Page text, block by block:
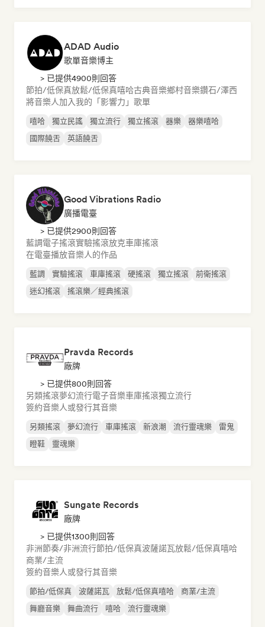
ADAD Audio
歌單音樂博主
> 已提供4900則回答
節拍/低保真放鬆/低保真嘻哈古典音樂鄉村音樂鑽石/澤西
將音樂人加入我的「影響力」歌單
嘻哈 獨立民謠 獨立流行 獨立搖滾 器樂
器樂嘻哈
國際饒舌
英語饒舌
Good Vibrations Radio
廣播電臺
> 已提供2900則回答
藍調電子搖滾實驗搖滾放克車庫搖滾
在電臺播放音樂人的作品
藍調 實驗搖滾 車庫搖滾 硬搖滾 獨立搖滾
前衛搖滾
迷幻搖滾
搖滾樂／經典搖滾
Pravda Records
廠牌
> 已提供800則回答
另類搖滾夢幻流行電子音樂車庫搖滾獨立流行
簽約音樂人或發行其音樂
另類搖滾 夢幻流行 車庫搖滾 新浪潮 流行靈魂樂
雷鬼
瞪鞋
靈魂樂
Sungate Records
廠牌
> 已提供1300則回答
非洲節奏/非洲流行節拍/低保真波薩諾瓦放鬆/低保真嘻哈
商業/主流
簽約音樂人或發行其音樂
節拍/低保真 波薩諾瓦 放鬆/低保真嘻哈
商業/主流
舞廳音樂
舞曲流行 嘻哈 流行靈魂樂